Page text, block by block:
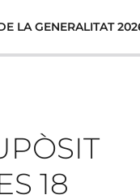
LA GENERALITAT
18